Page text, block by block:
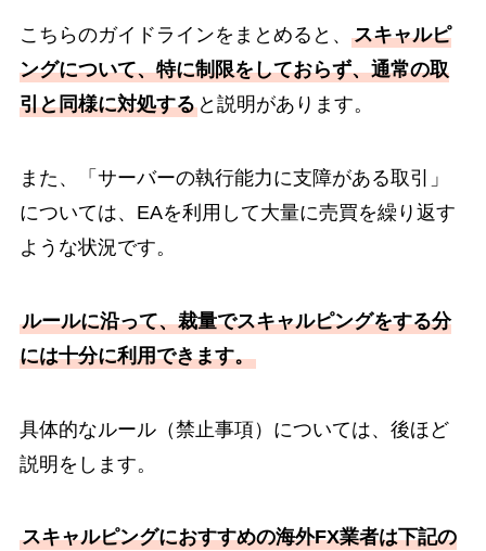
こちらのガイドラインをまとめると、 スキャルピ
ングについて、特に制限をしておらず、通常の取
引と同様に対処すると説明があります。
また、「サーバーの執行能力に支障がある取引」
については、EAを利用して大量に売買を繰り返す
ような状況です。
ルールに沿って、裁量でスキャルピングをする分
には十分に利用できます。
具体的なルール（禁止事項）については、後ほど
説明をします。
スキャルピングにおすすめの海外FX業者は下記の